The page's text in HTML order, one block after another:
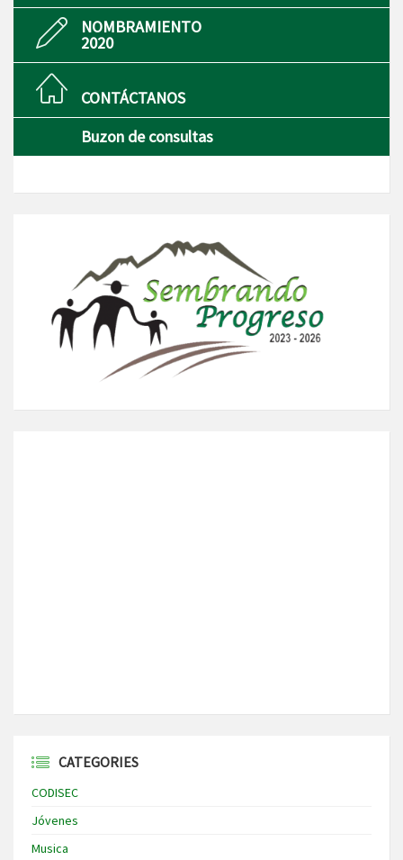
NOMBRAMIENTO
2020
CONTÁCTANOS
Buzon de consultas
CATEGORIES
CODISEC
Jóvenes
Musica